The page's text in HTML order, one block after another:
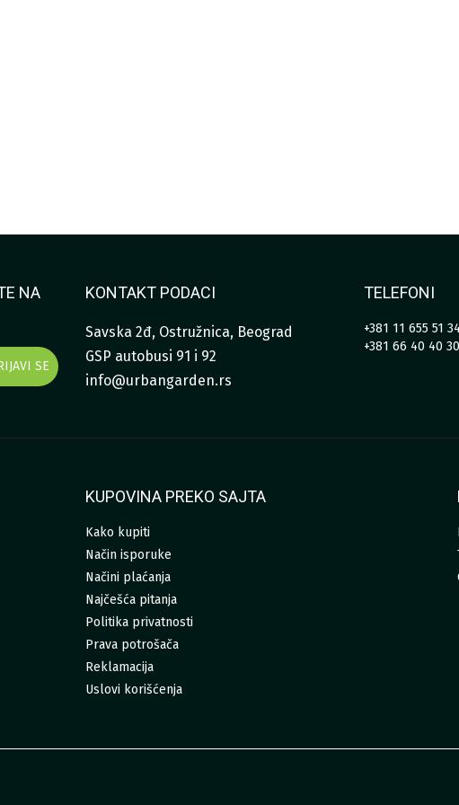
NA
KONTAKT PODACI
Savska 2đ, Ostružnica, Beograd
GSP autobusi 91 i 92
info@urbangarden.rs
TELEFONI
+381 11 655 51
+381 66 40 40
KUPOVINA PREKO SAJTA
Kako kupiti
Način isporuke
Načini plaćanja
Najčešća pitanja
Politika privatnosti
Prava potrošača
Reklamacija
Uslovi korišćenja